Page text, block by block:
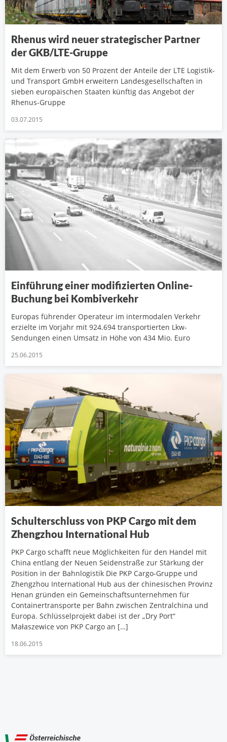
Rhenus wird neuer strategischer Partner
der GKB/LTE-Gruppe
Mit dem Erwerb von 50 Prozent der Anteile der LTE Logistik-
und Transport GmbH erweitern Landesgesellschaften in
sieben europäischen Staaten künftig das Angebot der
Rhenus-Gruppe
03.07.2015
Einführung einer modifizierten Online-
Buchung bei Kombiverkehr
Europas führender Operateur im intermodalen Verkehr
erzielte im Vorjahr mit 924.694 transportierten Lkw-
Sendungen einen Umsatz in Höhe von 434 Mio. Euro
25.06.2015
Schulterschluss von PKP Cargo mit dem
Zhengzhou International Hub
PKP Cargo schafft neue Möglichkeiten für den Handel mit
China entlang der Neuen Seidenstraße zur Stärkung der
Position in der Bahnlogistik Die PKP Cargo-Gruppe und
Zhengzhou International Hub aus der chinesischen Provinz
Henan gründen ein Gemeinschaftsunternehmen für
Containertransporte per Bahn zwischen Zentralchina und
Europa. Schlüsselprojekt dabei ist der „Dry Port“
Małaszewice von PKP Cargo an […]
18.06.2015